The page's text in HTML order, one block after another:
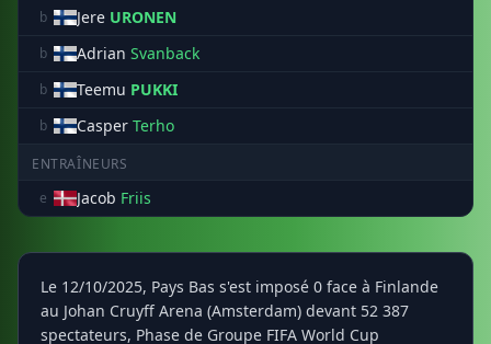
b Jere URONEN
b Adrian Svanback
b Teemu PUKKI
b Casper Terho
ENTRAÎNEURS
e
Jacob Friis
Le 12/10/2025, Pays Bas s'est imposé 0 face à Finlande
au Johan Cruyff Arena (Amsterdam) devant 52 387
spectateurs, Phase de Groupe FIFA World Cup